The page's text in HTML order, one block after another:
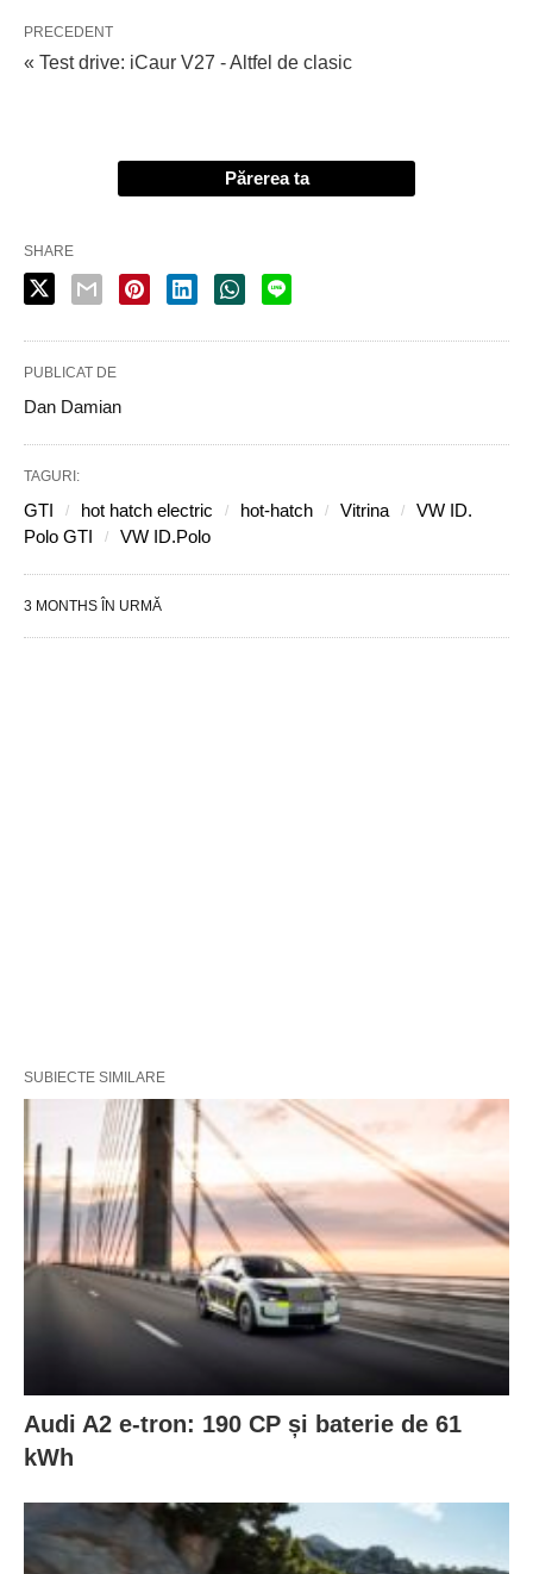
PRECEDENT
« Test drive: iCaur V27 - Altfel de clasic
Părerea ta
SHARE
PUBLICAT DE
Dan Damian
TAGURI:
GTI hot hatch electric hot-hatch Vitrina
VW ID.
Polo GTI
VW ID.Polo
3 MONTHS ÎN URMĂ
SUBIECTE SIMILARE
Audi A2 e-tron: 190 CP și baterie de 61
kWh